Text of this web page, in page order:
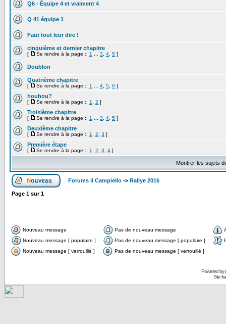
Q6 - Équipe 4 et vraiment 4
Q 41 équipe 1
Faut tout leur dire !
cinquième et dernier chapitre
[ Se rendre à la page :: 1 3 4 5 ]
Doublon
Quatrième chapitre
[ Se rendre à la page :: 1 4 5 6 ]
houhou?
[ Se rendre à la page :: 1 2 ]
Troisième chapitre
[ Se rendre à la page :: 1 3 4 5 ]
Deuxième chapitre
[ Se rendre à la page :: 1 2 3 ]
Première étape
[ Se rendre à la page :: 1 2 3 4 ]
Montrer les sujets
Forums il Campiello -> Rallye 2016
Page 1 sur1
Nouveau message Pas de nouveau message
Nouveau message [ populaire ]
Pas de nouveau message [ populaire ]
Nouveau message [ verrouillé ]
Pas de nouveau message [ verrouillé ]
Powered by
Site